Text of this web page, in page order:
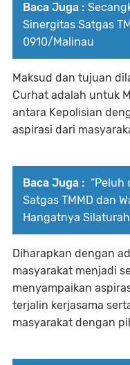
Baca Juga :
Sinergitas Satgas
0910/Malinau
Maksud dan tujuan
Curhat adalah untuk
antara Kepolisian
aspirasi dari
Baca Juga : “Peluh
Satgas TMMD dan
Hangatnya
Diharapkan dengan
masyarakat menjadi
menyampaikan
terjalin kerjasama
masyarakat dengan